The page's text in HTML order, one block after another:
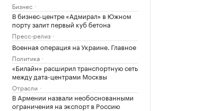
Бизнес
В бизнес-центре «Адмирал» в Южном
порту залит первый куб бетона
Пресс-релиз
Военная операция на Украине. Главное
Политика
«Билайн» расширил транспортную сеть
между дата-центрами Москвы
Отрасли
В Армении назвали необоснованными
ограничения на экспорт в Россию